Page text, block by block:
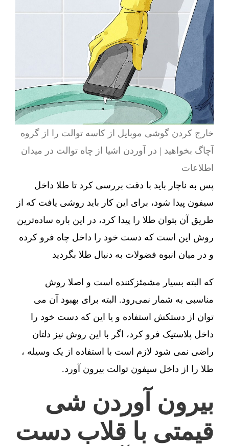
خارج کردن گوشی موبایل از کاسه توالت را از گروه
آچاگ بخواهید | در آوردن اشیا از چاه توالت در میدان
اطلاعات
پس به ناچار باید با دقت بررسی کرد تا طلا داخل
سیفون پیدا شود، برای این کار باید روشی یافت که از
طریق آن بتوان طلا را پیدا کرد، در این باره ساده‌ترین
روش این است که دست خود را داخل چاه فرو کرده
و در میان انبوه فضولات به دنبال طلا بگردید
که البته بسیار مشمئزکننده است و اصلا روش
مناسبی به شمار نمی‌رود. البته برای بهبود آن می
توان از دستکش استفاده و یا این که دست خود را
داخل پلاستیک فرو کرد، اگر با این روش نیز دلتان
راضی نمی شود لازم است با استفاده از یک وسیله ،
طلا را از داخل سیفون توالت بیرون آورد.
بیرون آوردن شی
قیمتی با قلاب دست